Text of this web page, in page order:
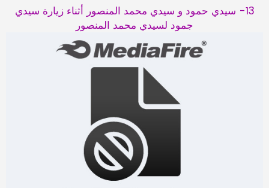
13- سيدي حمود و سيدي محمد المنصور أثناء زيارة سيدي
جمود لسيدي محمد المنصور